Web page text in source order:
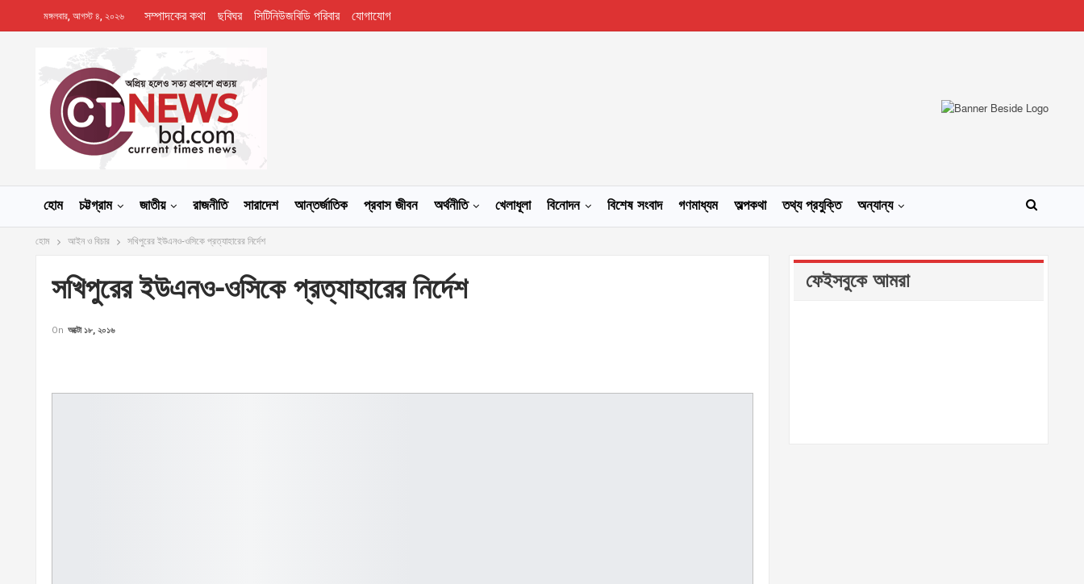
মঙ্গলবার, আগস্ট ৪, ২০২৬ সম্পাদকের কথা ছবিঘর সিটিনিউজবিডি পরিবার যোগাযোগ
হোম চট্টগ্রাম জাতীয় রাজনীতি সারাদেশ আন্তর্জাতিক প্রবাস জীবন অর্থনীতি খেলাধূলা বিনোদন বিশেষ সংবাদ গণমাধ্যম অল্পকথা তথ্য প্রযুক্তি অন্যান্য
হোম আইন ও বিচার সখিপুরের ইউএনও-ওসিকে প্রত্যাহারের নির্দেশ
সখিপুরের ইউএনও-ওসিকে প্রত্যাহারের নির্দেশ
On অক্টো ১৮, ২০১৬
ফেইসবুকে আমরা